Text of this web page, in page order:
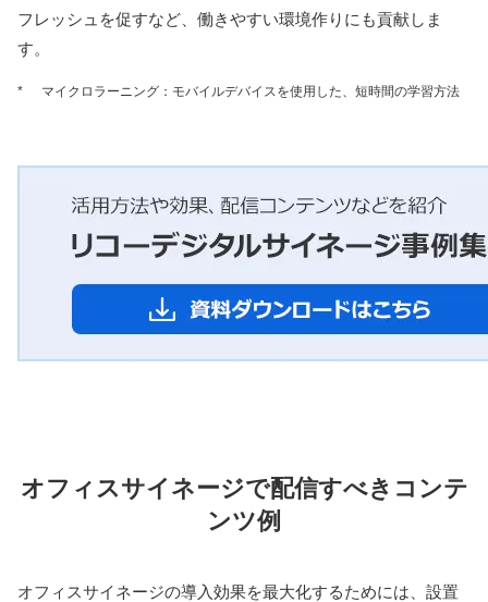
フレッシュを促すなど、働きやすい環境作りにも貢献しま
す。
* マイクロラーニング：モバイルデバイスを使用した、短時間の学習方法
オフィスサイネージで配信すべきコンテ
ンツ例
オフィスサイネージの導入効果を最大化するためには、設置